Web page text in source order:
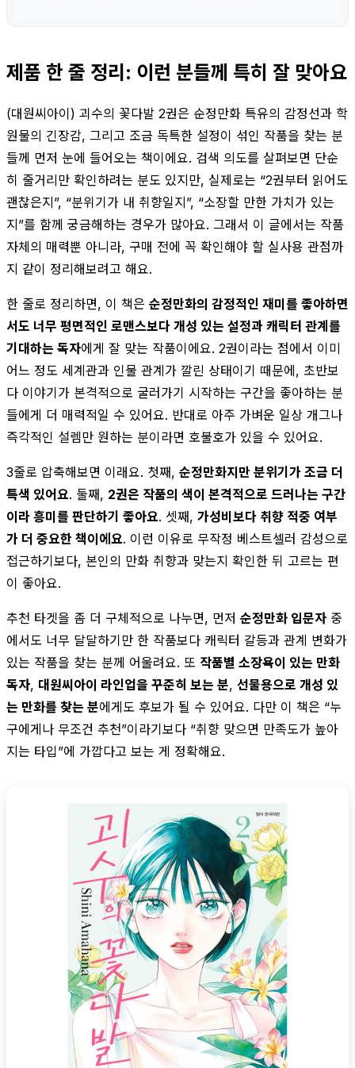
제품 한 줄 정리: 이런 분들께 특히 잘 맞아요
(대원씨아이) 괴수의 꽃다발 2권은 순정만화 특유의 감정선과 학
원물의 긴장감, 그리고 조금 독특한 설정이 섞인 작품을 찾는 분
들께 먼저 눈에 들어오는 책이에요. 검색 의도를 살펴보면 단순
히 줄거리만 확인하려는 분도 있지만, 실제로는 “2권부터 읽어도
괜찮은지”, “분위기가 내 취향일지”, “소장할 만한 가치가 있는
지”를 함께 궁금해하는 경우가 많아요. 그래서 이 글에서는 작품
자체의 매력뿐 아니라, 구매 전에 꼭 확인해야 할 실사용 관점까
지 같이 정리해보려고 해요.
한 줄로 정리하면, 이 책은 순정만화의 감정적인 재미를 좋아하면
서도 너무 평면적인 로맨스보다 개성 있는 설정과 캐릭터 관계를
기대하는 독자에게 잘 맞는 작품이에요. 2권이라는 점에서 이미
어느 정도 세계관과 인물 관계가 깔린 상태이기 때문에, 초반보
다 이야기가 본격적으로 굴러가기 시작하는 구간을 좋아하는 분
들에게 더 매력적일 수 있어요. 반대로 아주 가벼운 일상 개그나
즉각적인 설렘만 원하는 분이라면 호불호가 있을 수 있어요.
3줄로 압축해보면 이래요. 첫째, 순정만화지만 분위기가 조금 더
특색 있어요. 둘째, 2권은 작품의 색이 본격적으로 드러나는 구간
이라 흥미를 판단하기 좋아요. 셋째, 가성비보다 취향 적중 여부
가 더 중요한 책이에요. 이런 이유로 무작정 베스트셀러 감성으로
접근하기보다, 본인의 만화 취향과 맞는지 확인한 뒤 고르는 편
이 좋아요.
추천 타겟을 좀 더 구체적으로 나누면, 먼저 순정만화 입문자 중
에서도 너무 달달하기만 한 작품보다 캐릭터 갈등과 관계 변화가
있는 작품을 찾는 분께 어울려요. 또 작품별 소장욕이 있는 만화
독자, 대원씨아이 라인업을 꾸준히 보는 분, 선물용으로 개성 있
는 만화를 찾는 분에게도 후보가 될 수 있어요. 다만 이 책은 “누
구에게나 무조건 추천”이라기보다 “취향 맞으면 만족도가 높아
지는 타입”에 가깝다고 보는 게 정확해요.